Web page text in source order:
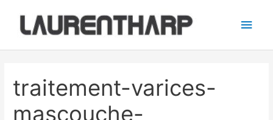
contenu
traitement-varices-
mascouche-
articles